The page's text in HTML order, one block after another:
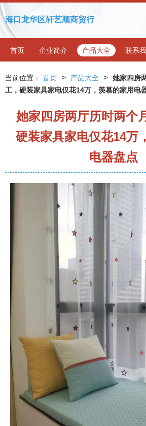
海口龙华区轩艺顺商贸行
首页 企业简介 产品大全 联系
当前位置： 首页 > 产品大全 > 她家四房
工，硬装家具家电仅花14万，羡慕的家用电
她家四房两厅历时两个
硬装家具家电仅花14万
电器盘点